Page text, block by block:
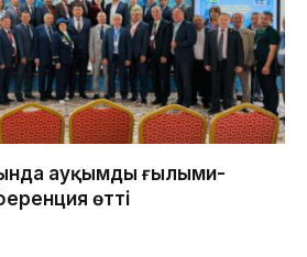
ауқымды ғылыми-
өтті